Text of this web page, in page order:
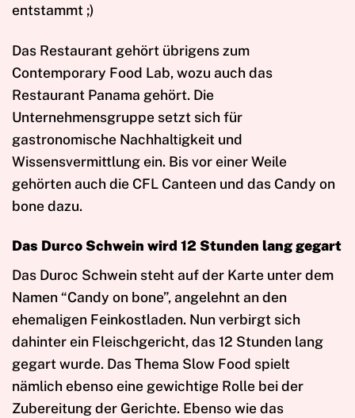
entstammt ;)
Das Restaurant gehört übrigens zum
Contemporary Food Lab, wozu auch das
Restaurant Panama gehört. Die
Unternehmensgruppe setzt sich für
gastronomische Nachhaltigkeit und
Wissensvermittlung ein. Bis vor einer Weile
gehörten auch die CFL Canteen und das Candy on
bone dazu.
Das Durco Schwein wird 12 Stunden lang gegart
Das Duroc Schwein steht auf der Karte unter dem
Namen “Candy on bone”, angelehnt an den
ehemaligen Feinkostladen. Nun verbirgt sich
dahinter ein Fleischgericht, das 12 Stunden lang
gegart wurde. Das Thema Slow Food spielt
nämlich ebenso eine gewichtige Rolle bei der
Zubereitung der Gerichte. Ebenso wie das